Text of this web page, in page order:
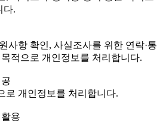
다.
사항 확인, 사실조사를 위한 연락·통
적으로 개인정보를 처리합니다.
로 개인정보를 처리합니다.
용